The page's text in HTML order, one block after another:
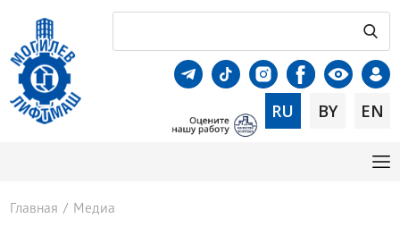
RU BY EN
Главная / Медиа